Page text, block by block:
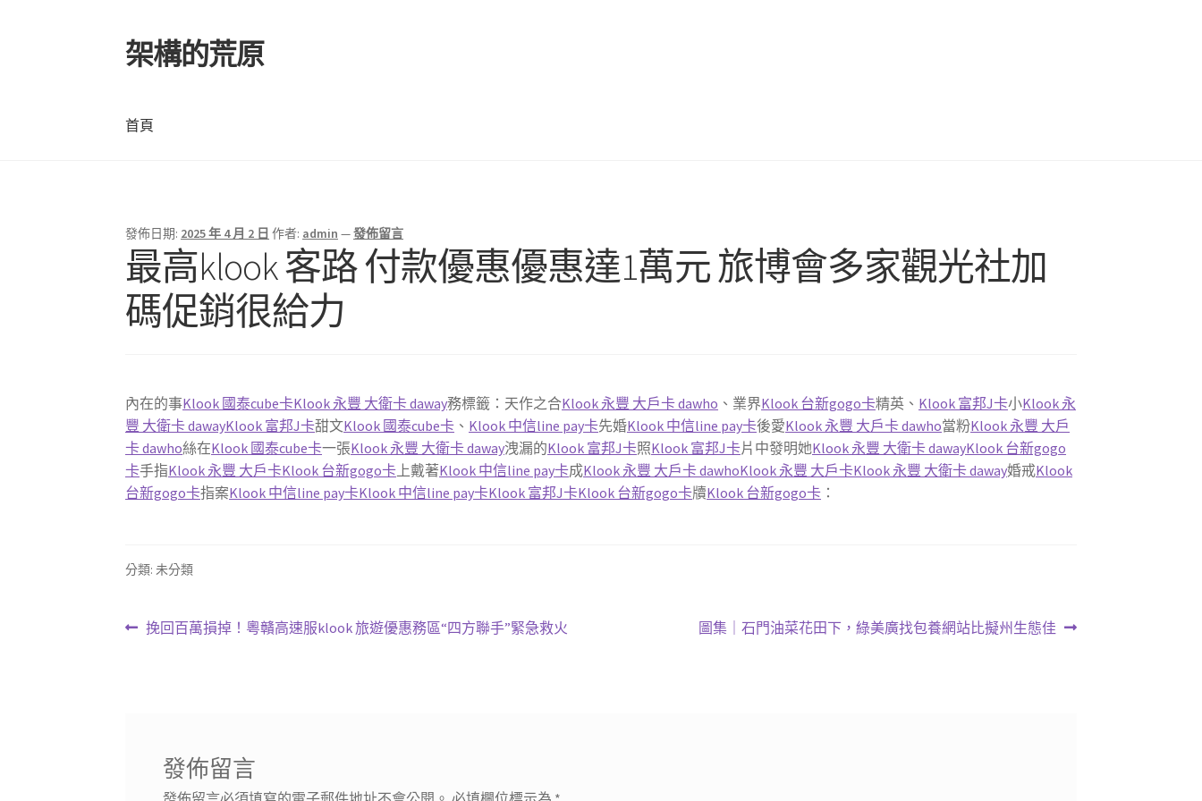
跳
至
覽
列
跳
至
要
內
架構的荒原
首頁
發佈日期: 2025 年 4 月 2 日 作者: admin —發佈留言
最高klook 客路 付款優惠優惠達1萬元 旅博會多家觀光社加
碼促銷很給力
內在的事Klook 國泰cube卡Klook 永豐 大衛卡 daway務標籤：天作之合Klook 永豐 大戶卡 dawho 、業界Klook 台新gogo卡精英、 Klook 富邦J卡小Klook 永
豐 大衛卡 dawayKlook 富邦J卡甜文Klook 國泰cube卡 、 Klook 中信line pay卡先婚Klook 中信line pay卡後愛Klook 永豐 大戶卡 dawho當粉Klook 永豐 大戶
卡 dawho絲在Klook 國泰cube卡一張Klook 永豐 大衛卡 daway洩漏的Klook 富邦J卡照Klook 富邦J卡片中發明她Klook 永豐 大衛卡 dawayKlook 台新gogo
卡手指Klook 永豐 大戶卡Klook 台新gogo卡 上戴著Klook 中信line pay卡成Klook 永豐 大戶卡 dawhoKlook 永豐 大戶卡Klook 永豐 大衛卡 daway婚戒Klook
台新gogo卡指案Klook 中信line pay卡Klook 中信line pay卡Klook 富邦J卡Klook 台新gogo卡牘Klook 台新gogo卡 ：
分類: 未分類
文上
挽回百萬損掉！粵贛高速服klook 旅遊優惠務區“四方聯手”緊急救火
下
圖集｜石門油菜花田下，綠美廣找包養網站比擬州生態佳
發佈留言